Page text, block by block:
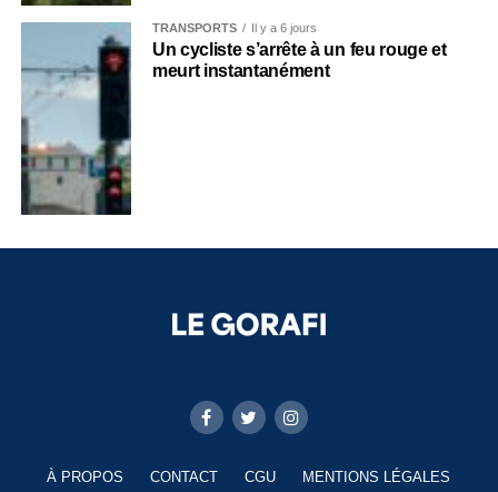
TRANSPORTS Il y a 6 jours
Un cycliste s’arrête à un feu rouge et
meurt instantanément
À PROPOS CONTACT CGU MENTIONS LÉGALES